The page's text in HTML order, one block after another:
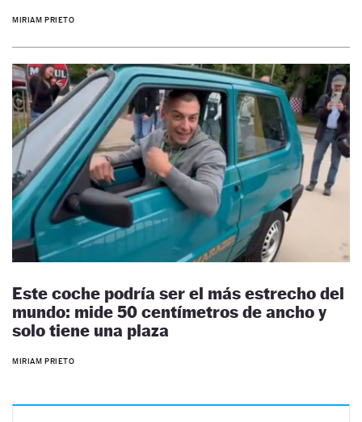
MIRIAM PRIETO
Este coche podría ser el más estrecho del
mundo: mide 50 centímetros de ancho y
solo tiene una plaza
MIRIAM PRIETO